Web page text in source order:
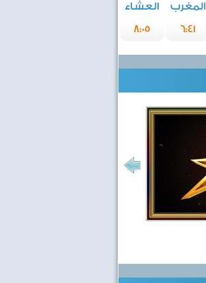
المغرب
العشاء
6:41
8:05